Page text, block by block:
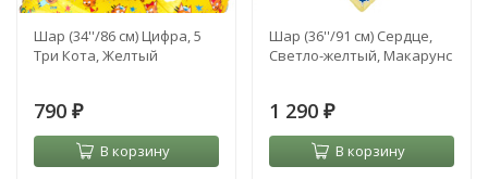
Шар (34''/86 см) Цифра, 5
Три Кота, Желтый
790 ₽
В корзину
Шар (36''/91 см) Сердце,
Светло-желтый, Макарунс
1 290 ₽
В корзину